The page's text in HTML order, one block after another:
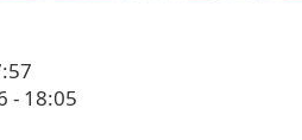
- 18:05